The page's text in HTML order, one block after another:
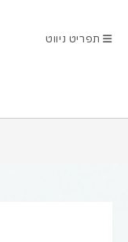
תפריט ניווט